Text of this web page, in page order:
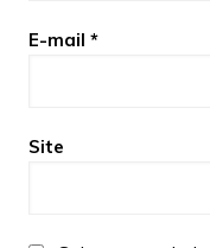
E-mail *
Site